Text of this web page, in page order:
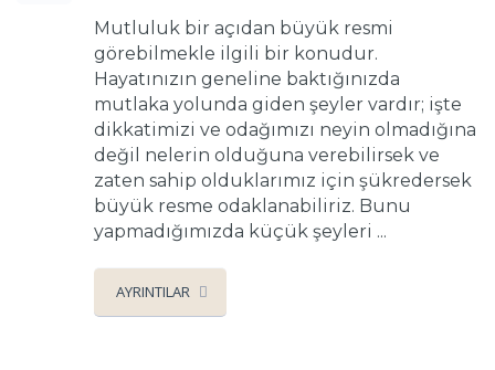
Mutluluk bir açıdan büyük resmi
görebilmekle ilgili bir konudur.
Hayatınızın geneline baktığınızda
mutlaka yolunda giden şeyler vardır; işte
dikkatimizi ve odağımızı neyin olmadığına
değil nelerin olduğuna verebilirsek ve
zaten sahip olduklarımız için şükredersek
büyük resme odaklanabiliriz. Bunu
yapmadığımızda küçük şeyleri ...
AYRINTILAR